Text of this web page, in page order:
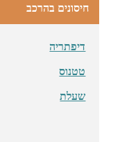
חיסונים בהרכב
דיפתריה
טטנוס
שעלת